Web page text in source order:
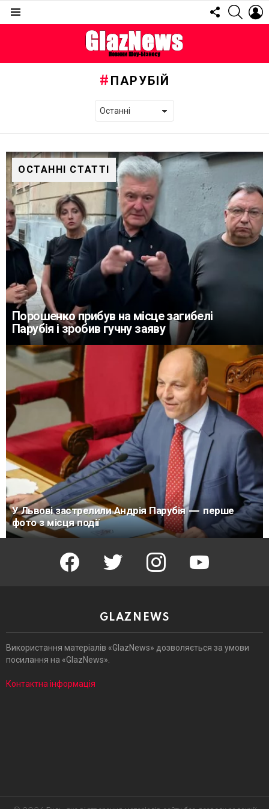
FOLLOW
US
ПАРУБІЙ
ОСТАННІ СТАТТІ
Порошенко прибув на місце загибелі
Парубія і зробив гучну заяву
У Львові застрелили Андрія Парубія — перше
фото з місця події
facebook twitter instagram youtube
GLAZNEWS
Використання матеріалів «GlazNews» дозволяється за умови
посилання на «GlazNews».
Контактна інформація